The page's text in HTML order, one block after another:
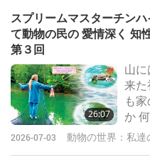
９
民
スプリームマスターチン
て動物の民の 愛情深く 知
第３回
26:07
山
来
も
か
置
く
2026-07-03 動物の世界：私達